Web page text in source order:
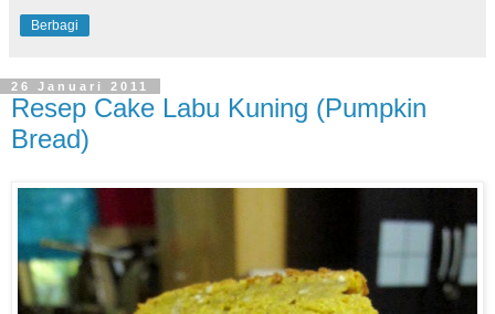
Berbagi
26 Januari 2011
Resep Cake Labu Kuning (Pumpkin
Bread)